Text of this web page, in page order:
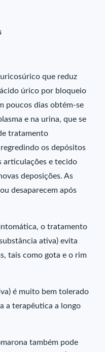
que reduz
úrico por bloqueio
poucos dias obtém-se
e na urina, que se
tratamento
os depósitos
articulações e tecido
deposições. As
desaparecem após
o tratamento
ativa) evita
tais como gota e o rim
é muito bem tolerado
a terapêutica a longo
também pode